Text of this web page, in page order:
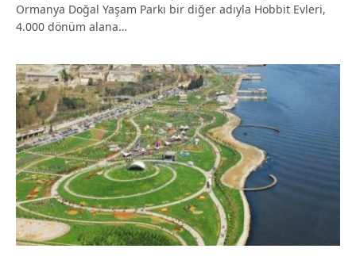
Ormanya Doğal Yaşam Parkı bir diğer adıyla Hobbit Evleri,
4.000 dönüm alana…